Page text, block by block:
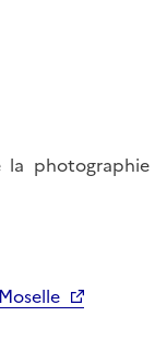
photographie